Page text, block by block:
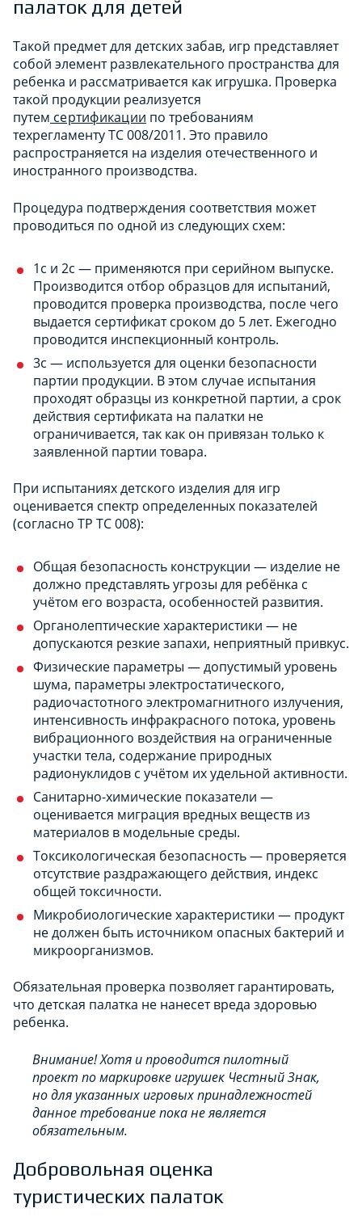
палаток для детей
Такой предмет для детских забав, игр представляет
собой элемент развлекательного пространства для
ребенка и рассматривается как игрушка. Проверка
такой продукции реализуется
путем сертификации по требованиям
техрегламенту ТС 008/2011. Это правило
распространяется на изделия отечественного и
иностранного производства.
Процедура подтверждения соответствия может
проводиться по одной из следующих схем:
1с и 2с — применяются при серийном выпуске.
Производится отбор образцов для испытаний,
проводится проверка производства, после чего
выдается сертификат сроком до 5 лет. Ежегодно
проводится инспекционный контроль.
3с — используется для оценки безопасности
партии продукции. В этом случае испытания
проходят образцы из конкретной партии, а срок
действия сертификата на палатки не
ограничивается, так как он привязан только к
заявленной партии товара.
При испытаниях детского изделия для игр
оценивается спектр определенных показателей
(согласно ТР ТС 008):
Общая безопасность конструкции — изделие не
должно представлять угрозы для ребёнка с
учётом его возраста, особенностей развития.
Органолептические характеристики — не
допускаются резкие запахи, неприятный привкус.
Физические параметры — допустимый уровень
шума, параметры электростатического,
радиочастотного электромагнитного излучения,
интенсивность инфракрасного потока, уровень
вибрационного воздействия на ограниченные
участки тела, содержание природных
радионуклидов с учётом их удельной активности.
Санитарно-химические показатели —
оценивается миграция вредных веществ из
материалов в модельные среды.
Токсикологическая безопасность — проверяется
отсутствие раздражающего действия, индекс
общей токсичности.
Микробиологические характеристики — продукт
не должен быть источником опасных бактерий и
микроорганизмов.
Обязательная проверка позволяет гарантировать,
что детская палатка не нанесет вреда здоровью
ребенка.
Внимание! Хотя и проводится пилотный
проект по маркировке игрушек Честный Знак,
но для указанных игровых принадлежностей
данное требование пока не является
обязательным.
Добровольная оценка
туристических палаток